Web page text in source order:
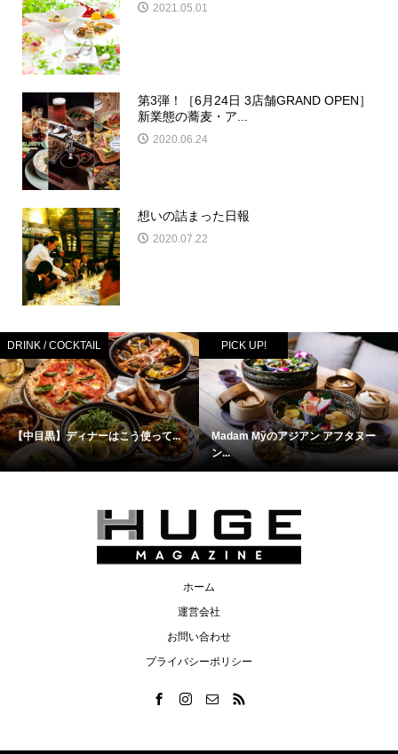
2021.05.01
第3弾！［6月24日 3店舗GRAND OPEN］
新業態の蕎麦・ア...
2020.06.24
想いの詰まった日報
2020.07.22
DRINK / COCKTAIL
【中目黒】ディナーはこう使って...
PICK UP!
Madam Mỹのアジアン アフタヌー
ン...
ホーム
運営会社
お問い合わせ
プライバシーポリシー